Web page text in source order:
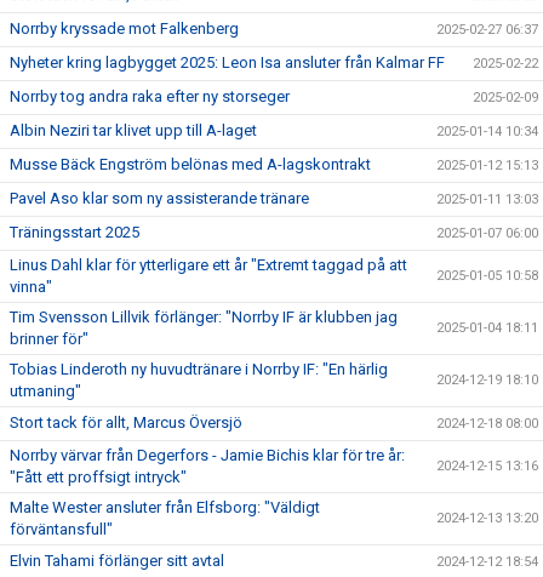
Norrby kryssade mot Falkenberg 2025-02-27 06:37
Nyheter kring lagbygget 2025: Leon Isa ansluter från Kalmar FF 2025-02-22
Norrby tog andra raka efter ny storseger 2025-02-09
Albin Neziri tar klivet upp till A-laget 2025-01-14 10:34
Musse Bäck Engström belönas med A-lagskontrakt 2025-01-12 15:13
Pavel Aso klar som ny assisterande tränare 2025-01-11 13:03
Träningsstart 2025 2025-01-07 06:00
Linus Dahl klar för ytterligare ett år "Extremt taggad på att
vinna"
2025-01-05 10:58
Tim Svensson Lillvik förlänger: "Norrby IF är klubben jag
brinner för"
2025-01-04 18:11
Tobias Linderoth ny huvudtränare i Norrby IF: "En härlig
utmaning"
2024-12-19 18:10
Stort tack för allt, Marcus Översjö 2024-12-18 08:00
Norrby värvar från Degerfors - Jamie Bichis klar för tre år:
"Fått ett proffsigt intryck"
2024-12-15 13:16
Malte Wester ansluter från Elfsborg: "Väldigt
förväntansfull"
2024-12-13 13:20
Elvin Tahami förlänger sitt avtal 2024-12-12 18:54